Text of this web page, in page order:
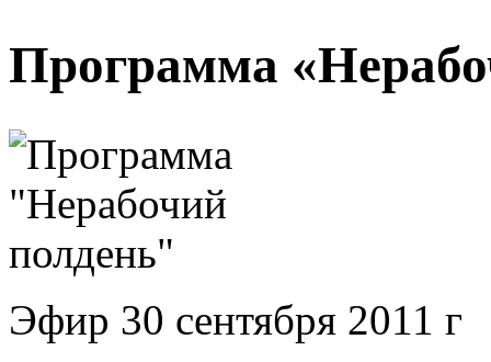
Программа
Эфир 30 сентября 2011 г